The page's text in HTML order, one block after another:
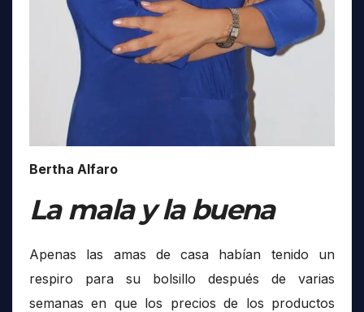
Bertha Alfaro
La mala y la buena
Apenas las amas de casa habían tenido un
respiro para su bolsillo después de varias
semanas en que los precios de los productos